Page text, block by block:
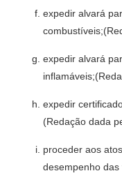
expedir alvará
expedir alvará
expedir
(Redação dada
proceder aos
desempenho